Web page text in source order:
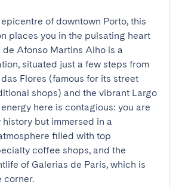
of downtown Porto, this
places you in the pulsating heart
de Afonso Martins Alho is a
situated just a few steps from
Flores (famous for its street
shops) and the vibrant Largo
here is contagious: you are
but immersed in a
filled with top
coffee shops, and the
of Galerias de Paris, which is
corner.